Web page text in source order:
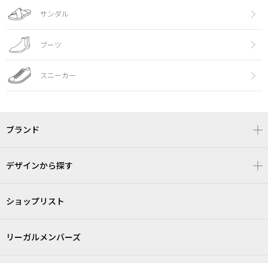
サンダル
ブーツ
スニーカー
ブランド
デザインから探す
ショップリスト
リーガルメンバーズ